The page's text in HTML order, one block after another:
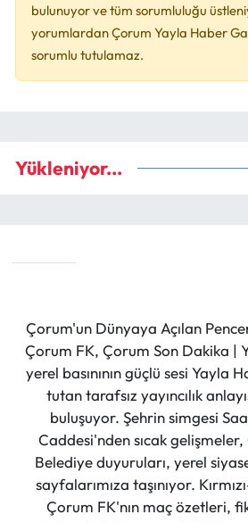
bulunuyor ve tüm sorumluluğu
yorumlardan Çorum Yayla Haber
sorumlu tutulamaz.
Yükleniyor...
Çorum'un Dünyaya Açılan
Çorum FK, Çorum Son Dakika |
yerel basınının güçlü sesi Yayla
tutan tarafsız yayıncılık
buluşuyor. Şehrin simgesi
Caddesi'nden sıcak
Belediye duyuruları, yerel
sayfalarımıza taşınıyor.
Çorum FK'nın maç özetleri,